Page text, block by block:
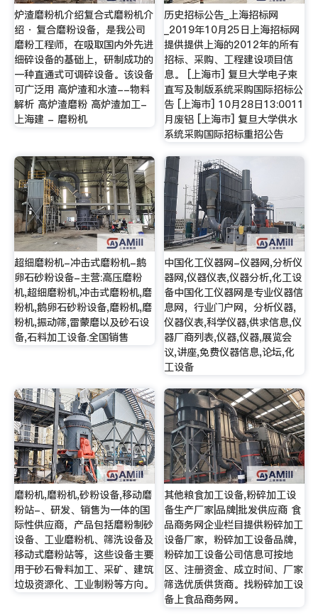
炉渣磨粉机介绍复合式磨粉机介
绍 · 复合磨粉设备，是我公司
磨粉工程师，在吸取国内外先进
细碎设备的基础上，研制成功的
一种直通式可调碎设备。该设备
可广泛用 高炉渣和水渣--物料
解析 高炉渣磨粉 高炉渣加工-
上海建 - 磨粉机
历史招标公告_上海招标网
_2019年10月25日上海招标网
提供提供上海的2012年的所有
招标、采购、工程建设项目信
息。 [上海市] 复旦大学电子束
直写及制版系统采购国际招标公
告 [上海市] 10月28日13:0011
月废铝 [上海市] 复旦大学供水
系统采购国际招标重招公告
超细磨粉机-冲击式磨粉机-鹅
卵石砂粉设备-主营:高压磨粉
机,超细磨粉机,冲击式磨粉机,磨
粉机,鹅卵石砂粉设备,磨粉机,磨
粉机,振动筛,雷蒙磨以及砂石设
备,石料加工设备.全国销售
中国化工仪器网-仪器网,分析仪
器网,仪器仪表,仪器分析,化工设
备中国化工仪器网是专业仪器信
息网，行业门户网，分析仪器,
仪器仪表,科学仪器,供求信息,仪
器厂商列表,仪器,仪器,展览会
议,讲座,免费仪器信息,论坛,化
工设备
磨粉机,磨粉机,砂粉设备,移动磨
粉站-、研发、销售为一体的国
际性供应商，产品包括磨粉制砂
设备、工业磨粉机、筛洗设备及
移动式磨粉站等，这些设备主要
用于砂石骨料加工、采矿、建筑
垃圾资源化、工业制粉等方向。
其他粮食加工设备,粉碎加工设
备生产厂家|品牌|批发供应商 食
品商务网企业栏目提供粉碎加工
设备厂家，粉碎加工设备品牌，
粉碎加工设备公司信息可按地
区、注册资金、成立时间、厂家
筛选优质供货商。找粉碎加工设
备上食品商务网。